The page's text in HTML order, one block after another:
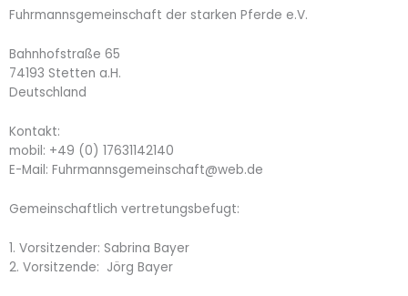
Fuhrmannsgemeinschaft der starken Pferde e.V.
Bahnhofstraße 65
74193 Stetten a.H.
Deutschland
Kontakt:
mobil: +49 (0) 17631142140
E-Mail: Fuhrmannsgemeinschaft@web.de
Gemeinschaftlich vertretungsbefugt:
1. Vorsitzender: Sabrina Bayer
2. Vorsitzende: Jörg Bayer